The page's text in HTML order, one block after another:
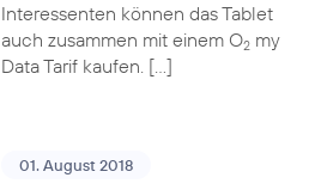
Interessenten können das Tablet
auch zusammen mit einem O2my
Data Tarif kaufen. […]
01. August 2018